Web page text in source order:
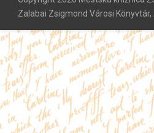
Zalabai Zsigmond Városi Könyvtár,